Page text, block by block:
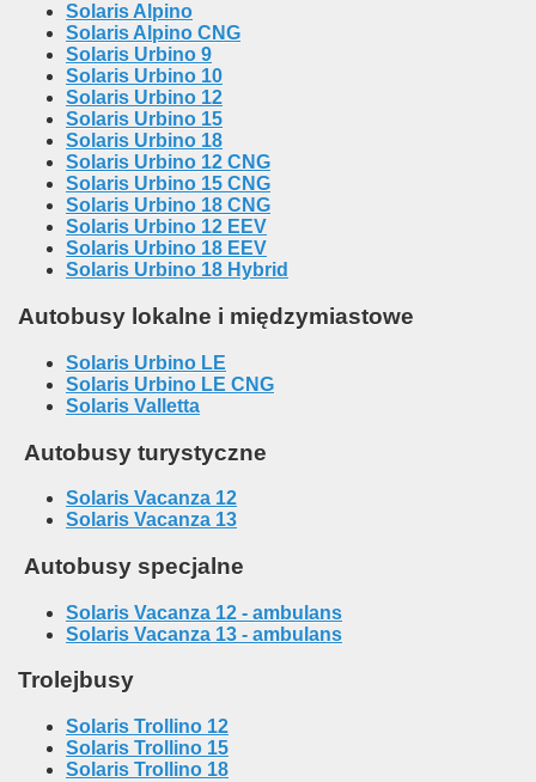
Solaris Alpino
Solaris Alpino CNG
Solaris Urbino 9
Solaris Urbino 10
Solaris Urbino 12
Solaris Urbino 15
Solaris Urbino 18
Solaris Urbino 12 CNG
Solaris Urbino 15 CNG
Solaris Urbino 18 CNG
Solaris Urbino 12 EEV
Solaris Urbino 18 EEV
Solaris Urbino 18 Hybrid
Autobusy lokalne i międzymiastowe
Solaris Urbino LE
Solaris Urbino LE CNG
Solaris Valletta
Autobusy turystyczne
Solaris Vacanza 12
Solaris Vacanza 13
Autobusy specjalne
Solaris Vacanza 12 - ambulans
Solaris Vacanza 13 - ambulans
Trolejbusy
Solaris Trollino 12
Solaris Trollino 15
Solaris Trollino 18